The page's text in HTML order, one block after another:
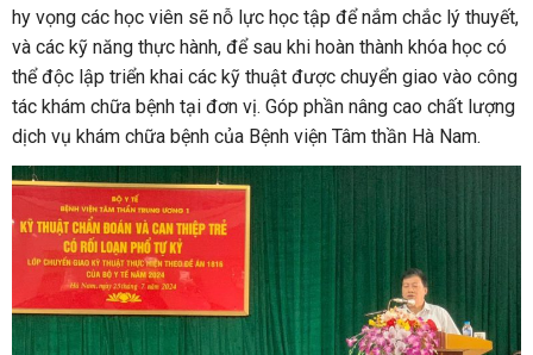
hy vọng các học viên sẽ nỗ lực học tập để nắm chắc lý thuyết,
và các kỹ năng thực hành, để sau khi hoàn thành khóa học có
thể độc lập triển khai các kỹ thuật được chuyển giao vào công
tác khám chữa bệnh tại đơn vị. Góp phần nâng cao chất lượng
dịch vụ khám chữa bệnh của Bệnh viện Tâm thần Hà Nam.